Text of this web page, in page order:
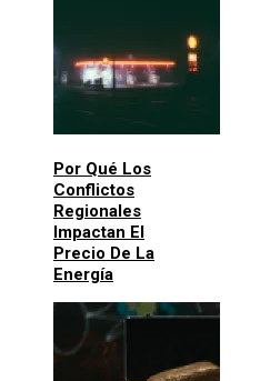
Por Qué Los
Conflictos
Regionales
Impactan El
Precio De La
Energía